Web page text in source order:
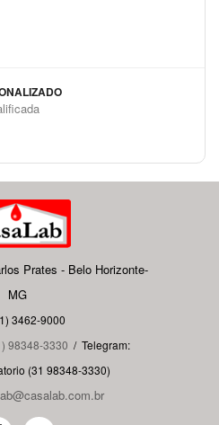
Prates - Belo Horizonte-
MG
3462-9000
98348-3330 / Telegram:
(31 98348-3330)